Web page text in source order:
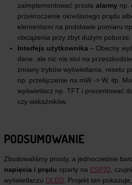
zaimplementować proste alarmy np.
przekroczenie określonego prądu
elementami na podstawie pomiaru
obciążenia przy zbyt dużym poborze.
Interfejs użytkownika – Obecny
dane, ale nic nie stoi na
zmiany trybów wyświetlania, resetu
np. przełączenie na mW -> W, itp.
wyświetlacz np. TFT i prezentować
czy wskaźników.
PODSUMOWANIE
Zbudowaliśmy prosty, a jednocześnie
napięcia i prądu oparty na ESP32 ,
wyświetlaczu OLED . Projekt ten